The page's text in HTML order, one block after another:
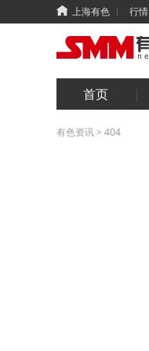
上海有色 行情
首页
有色资讯> 404